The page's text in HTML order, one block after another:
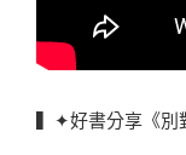
▍✦好書分享《別